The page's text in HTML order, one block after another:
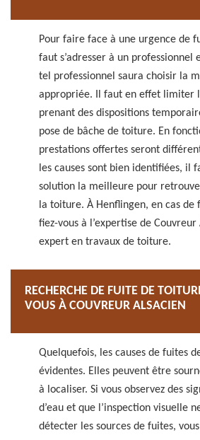
Pour faire face à une urgence de
faut s’adresser à un professionnel
tel professionnel saura choisir la
appropriée. Il faut en effet limiter
prenant des dispositions
pose de bâche de toiture. En
prestations offertes seront
les causes sont bien identifiées, il
solution la meilleure pour
la toiture. À Henflingen, en cas
fiez-vous à l’expertise de Couvreur
expert en travaux de toiture.
RECHERCHE DE FUITE DE
VOUS À COUVREUR ALSACIEN
Quelquefois, les causes de fuites
évidentes. Elles peuvent être
à localiser. Si vous observez des
d’eau et que l’inspection visuelle
détecter les sources de fuites,